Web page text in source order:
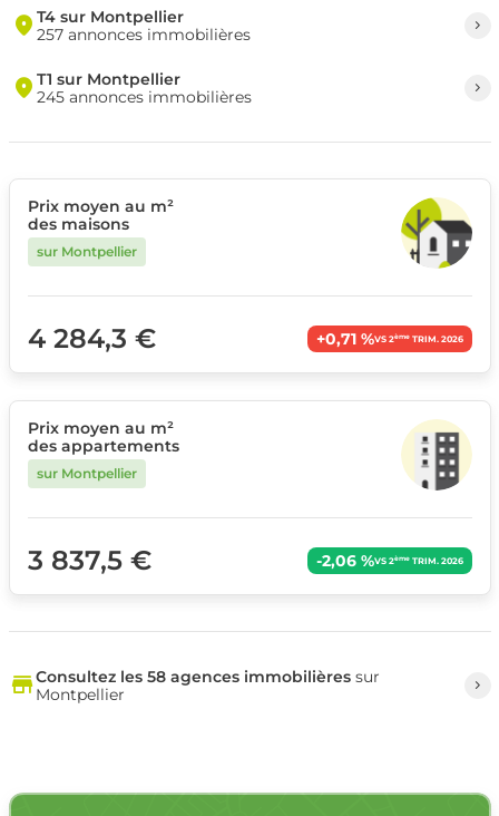
T4 sur Montpellier
257 annonces immobilières
T1 sur Montpellier
245 annonces immobilières
Prix moyen au m²
des maisons
sur Montpellier
4 284,3 € +0,71 %VS 2èmeTRIM. 2026
Prix moyen au m²
des appartements
sur Montpellier
3 837,5 € -2,06 %VS 2èmeTRIM. 2026
Consultez les 58 agences immobilièressur
Montpellier